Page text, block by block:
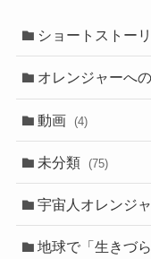
ショートストー
オレンジャーへ
動画 (4)
未分類 (75)
宇宙人オレンジ
地球で「生きづ